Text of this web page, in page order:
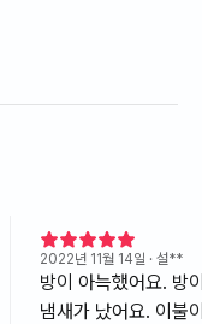
2022년 11월 14일 · 설**
방이 아늑했어요. 방이 깨끗했고 좋은
냄새가 났어요. 이불